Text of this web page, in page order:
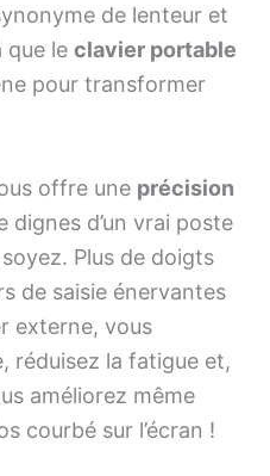
de lenteur et
que le clavier portable
pour transformer
offre une précision
d’un vrai poste
Plus de doigts
de saisie énervantes
externe, vous
réduisez la fatigue et,
améliorez même
courbé sur l’écran !